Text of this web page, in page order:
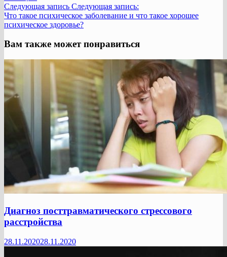
Следующая запись Следующая запись:
Что такое психическое заболевание и что такое хорошее
психическое здоровье?
Вам также может понравиться
Диагноз посттравматического стрессового
расстройства
28.11.202028.11.2020